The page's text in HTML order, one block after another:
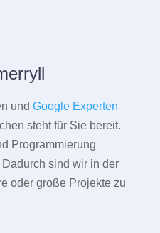
und Google Experten
steht für Sie bereit.
Programmierung
sind wir in der
oder große Projekte zu